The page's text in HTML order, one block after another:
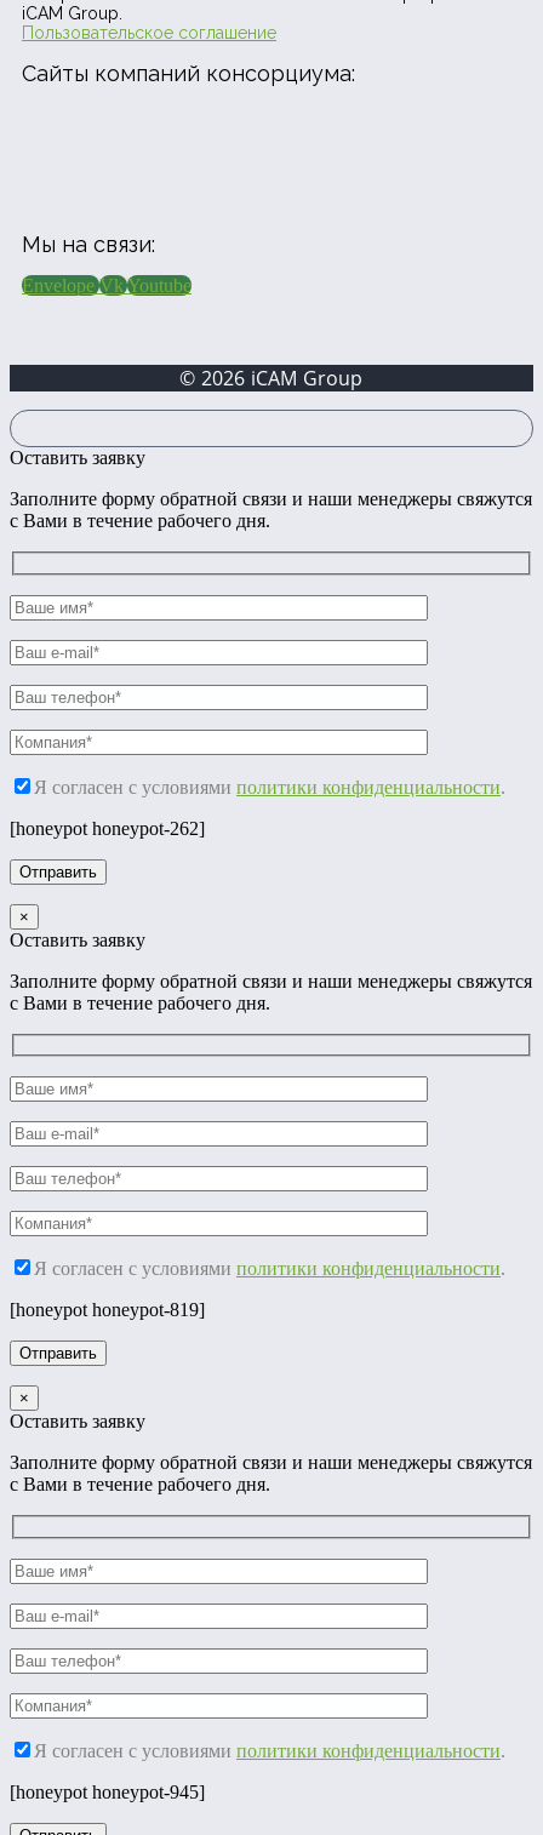
iCAM Group.
Пользовательское соглашение
Сайты компаний консорциума:
Мы на связи:
Envelope Vk Youtube
© 2026 iCAM Group
Оставить заявку
Заполните форму обратной связи и наши менеджеры свяжутся
с Вами в течение рабочего дня.
Я согласен с условиями политики конфиденциальности.
[honeypot honeypot-262]
×
Оставить заявку
Заполните форму обратной связи и наши менеджеры свяжутся
с Вами в течение рабочего дня.
Я согласен с условиями политики конфиденциальности.
[honeypot honeypot-819]
×
Оставить заявку
Заполните форму обратной связи и наши менеджеры свяжутся
с Вами в течение рабочего дня.
Я согласен с условиями политики конфиденциальности.
[honeypot honeypot-945]